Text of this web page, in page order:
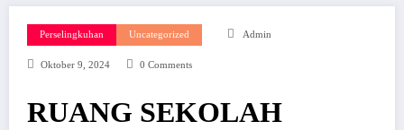
Perselingkuhan Uncategorized Admin
Oktober 9, 2024 0 Comments
RUANG SEKOLAH